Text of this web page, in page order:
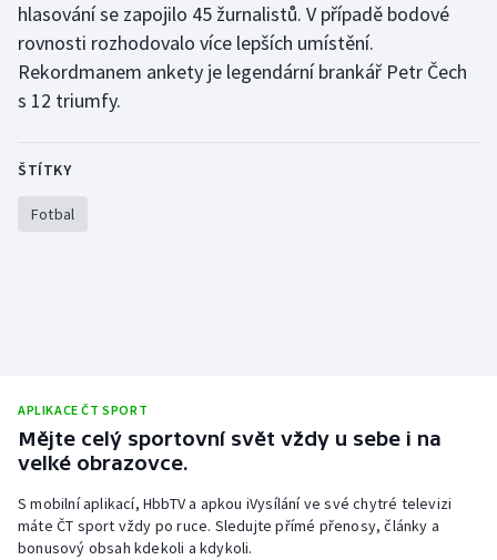
hlasování se zapojilo 45 žurnalistů. V případě bodové
rovnosti rozhodovalo více lepších umístění.
Rekordmanem ankety je legendární brankář Petr Čech
s 12 triumfy.
ŠTÍTKY
Fotbal
APLIKACE ČT SPORT
Mějte celý sportovní svět vždy u sebe i na
velké obrazovce.
S mobilní aplikací, HbbTV a apkou iVysílání ve své chytré televizi
máte ČT sport vždy po ruce. Sledujte přímé přenosy, články a
bonusový obsah kdekoli a kdykoli.